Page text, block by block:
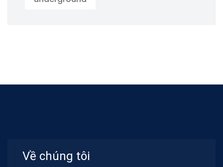
Về chúng tôi